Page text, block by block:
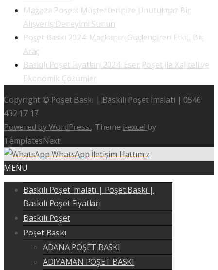
Mağaza Poşeti: Müşterilerinize Unutulmaz Bir
Alışveriş Deneyimi Sunun
Poşet Baskı 2024: Markanızı Güçlendiren Etkili Bir
Araç
Baskılı Poşet Fiyatları 2024: Eser Poşet ile Kaliteli ve
Ekonomik Çözümler
Copyright © Poşet Baskı | Baskılı Poşet İmalatı | 0546
432 17 17
Powered by WordPress , Theme i-excel by
TemplatesNext.
WhatsApp İletişim Hattımız
MENU
Baskılı Poşet İmalatı | Poşet Baskı |
Baskılı Poşet Fiyatları
Baskılı Poşet
Poşet Baskı
ADANA POŞET BASKI
ADIYAMAN POŞET BASKI